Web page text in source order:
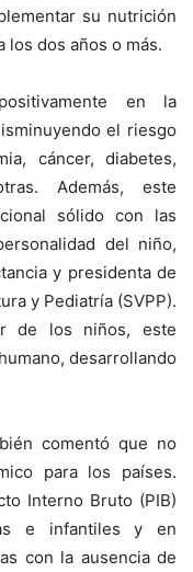
su nutrición
los dos años o más.
en la
el riesgo
cáncer, diabetes,
Además, este
sólido con las
del niño,
y presidenta de
y Pediatría (SVPP).
de los niños,
este
desarrollando
comentó que no
para los países.
Interno Bruto (PIB)
e infantiles y en
con la ausencia de